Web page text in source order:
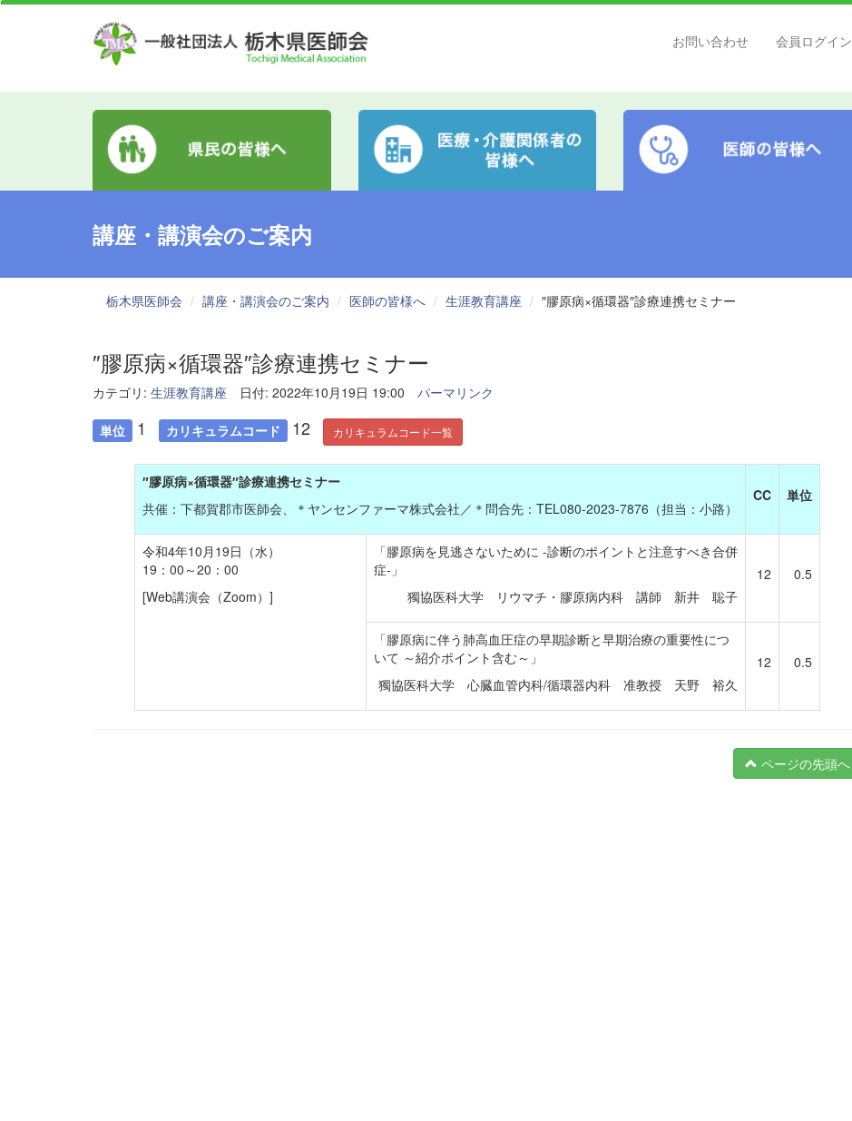
お問い合わせ 会員ログイン
講座・講演会のご案内
栃木県医師会 講座・講演会のご案内 医師の皆様へ 生涯教育講座 ″膠原病×循環器″診療連携セミナー
″膠原病×循環器″診療連携セミナー
カテゴリ: 生涯教育講座 日付: 2022年10月19日 19:00 パーマリンク
単位 1 カリキュラムコード 12 カリキュラムコード一覧
″膠原病×循環器″診療連携セミナー
共催：下都賀郡市医師会、＊ヤンセンファーマ株式会社／＊問合先：TEL080-2023-7876（担当：小路）
CC 単位
令和4年10月19日（水）
19：00～20：00
[Web講演会（Zoom）]
「膠原病を見逃さないために -診断のポイントと注意すべき合併
症-」
獨協医科大学 リウマチ・膠原病内科 講師 新井 聡子
12 0.5
「膠原病に伴う肺高血圧症の早期診断と早期治療の重要性につ
いて ～紹介ポイント含む～」
獨協医科大学 心臓血管内科/循環器内科 准教授 天野 裕久
12 0.5
ページの先頭へ